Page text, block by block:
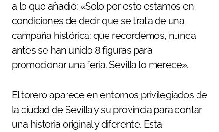
a lo que añadió: «Solo por esto estamos en
condiciones de decir que se trata de una
campaña histórica: que recordemos, nunca
antes se han unido 8 figuras para
promocionar una feria. Sevilla lo merece».
El torero aparece en entornos privilegiados de
la ciudad de Sevilla y su provincia para contar
una historia original y diferente. Esta